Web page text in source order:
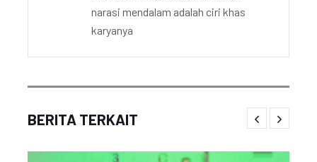
narasi mendalam adalah ciri khas
karyanya
BERITA TERKAIT